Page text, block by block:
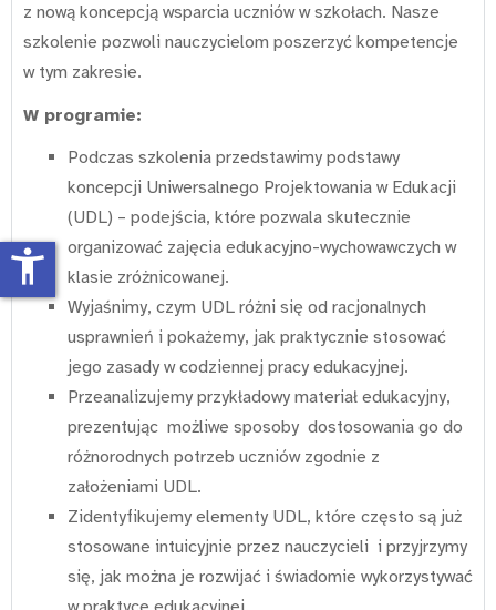
z nową koncepcją wsparcia uczniów w szkołach. Nasze
szkolenie pozwoli nauczycielom poszerzyć kompetencje
w tym zakresie.
W programie:
Podczas szkolenia przedstawimy podstawy
koncepcji Uniwersalnego Projektowania w Edukacji
(UDL) – podejścia, które pozwala skutecznie
organizować zajęcia edukacyjno-wychowawczych w
klasie zróżnicowanej.
Wyjaśnimy, czym UDL różni się od racjonalnych
usprawnień i pokażemy, jak praktycznie stosować
jego zasady w codziennej pracy edukacyjnej.
Przeanalizujemy przykładowy materiał edukacyjny,
prezentując możliwe sposoby dostosowania go do
różnorodnych potrzeb uczniów zgodnie z
założeniami UDL.
Zidentyfikujemy elementy UDL, które często są już
stosowane intuicyjnie przez nauczycieli i przyjrzymy
się, jak można je rozwijać i świadomie wykorzystywać
accessibility_new